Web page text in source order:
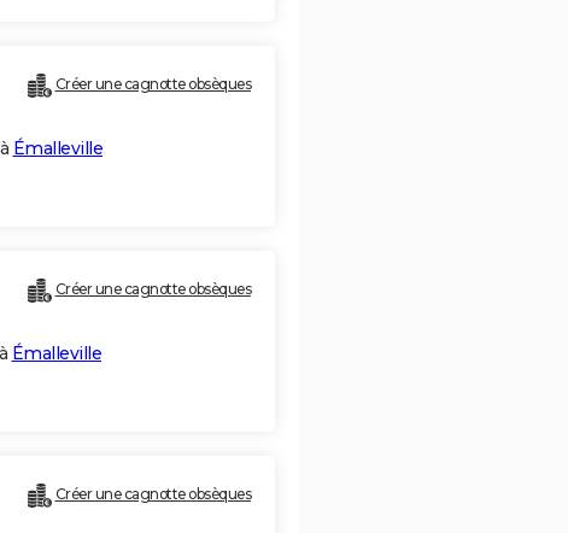
Créer une cagnotte obsèques
Émalleville
Créer une cagnotte obsèques
Émalleville
Créer une cagnotte obsèques